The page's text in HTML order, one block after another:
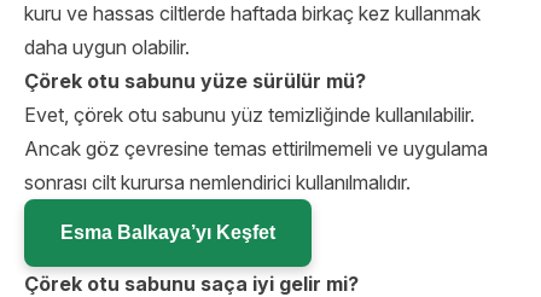
kuru ve hassas ciltlerde haftada birkaç kez kullanmak
daha uygun olabilir.
Çörek otu sabunu yüze sürülür mü?
Evet, çörek otu sabunu yüz temizliğinde kullanılabilir.
Ancak göz çevresine temas ettirilmemeli ve uygulama
sonrası cilt kurursa nemlendirici kullanılmalıdır.
Esma Balkaya’yı Keşfet
Çörek otu sabunu saça iyi gelir mi?